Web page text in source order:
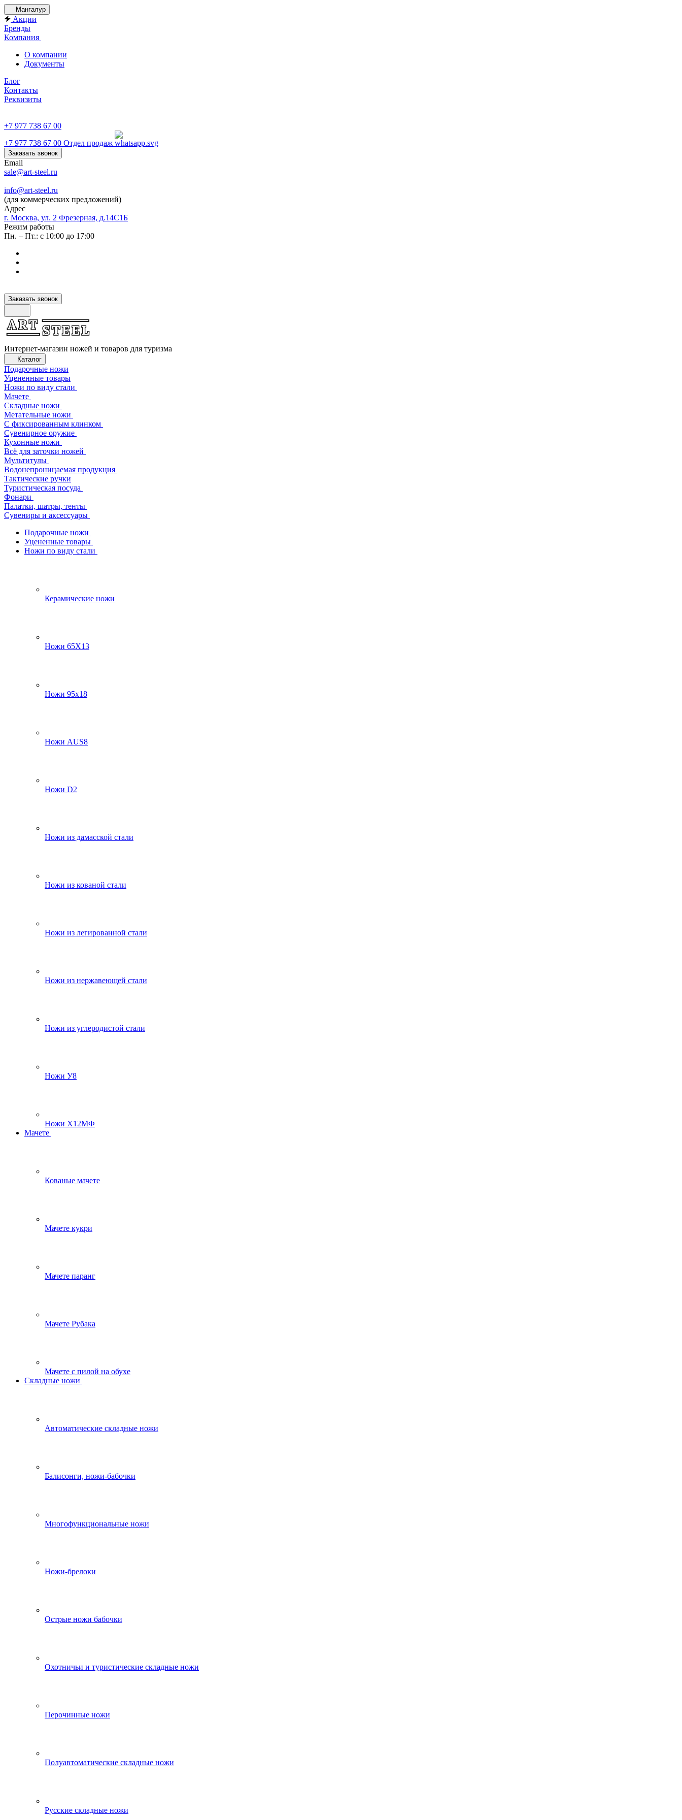
Мангалур
Акции
Бренды
Компания
О компании
Документы
Блог
Контакты
Реквизиты
+7 977 738 67 00
+7 977 738 67 00 Отдел продаж
Заказать звонок
Email
sale@art-steel.ru
info@art-steel.ru
(для коммерческих предложений)
Адрес
г. Москва, ул. 2 Фрезерная, д.14С1Б
Режим работы
Пн. – Пт.: с 10:00 до 17:00
Заказать звонок
Интернет-магазин ножей и товаров для туризма
Каталог
Подарочные ножи
Уцененные товары
Ножи по виду стали
Мачете
Складные ножи
Метательные ножи
С фиксированным клинком
Сувенирное оружие
Кухонные ножи
Всё для заточки ножей
Мультитулы
Водонепроницаемая продукция
Тактические ручки
Туристическая посуда
Фонари
Палатки, шатры, тенты
Сувениры и аксессуары
Подарочные ножи
Уцененные товары
Ножи по виду стали
Керамические ножи
Ножи 65Х13
Ножи 95х18
Ножи AUS8
Ножи D2
Ножи из дамасской стали
Ножи из кованой стали
Ножи из легированной стали
Ножи из нержавеющей стали
Ножи из углеродистой стали
Ножи У8
Ножи Х12МФ
Мачете
Кованые мачете
Мачете кукри
Мачете паранг
Мачете Рубака
Мачете с пилой на обухе
Складные ножи
Автоматические складные ножи
Балисонги, ножи-бабочки
Многофункциональные ножи
Ножи-брелоки
Острые ножи бабочки
Охотничьи и туристические складные ножи
Перочинные ножи
Полуавтоматические складные ножи
Русские складные ножи